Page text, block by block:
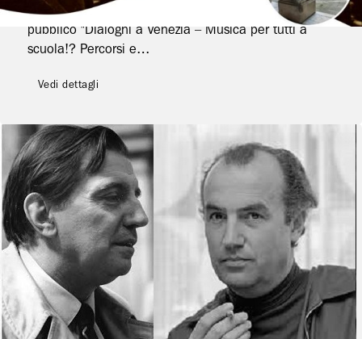
Alla Fondazione Levi la tavola rotonda aperta al
pubblico "Dialoghi a Venezia – Musica per tutti a
scuola!? Percorsi e…
Vedi dettagli
Mario Messinis e la musica di
Luigi Nono
22 maggio 2024- 22 maggio 2024
Seminari,Tavole rotonde
Interventi di Roberto Calabretto, Paolo Pinamonti,
Alvise Vidolin
Vedi dettagli